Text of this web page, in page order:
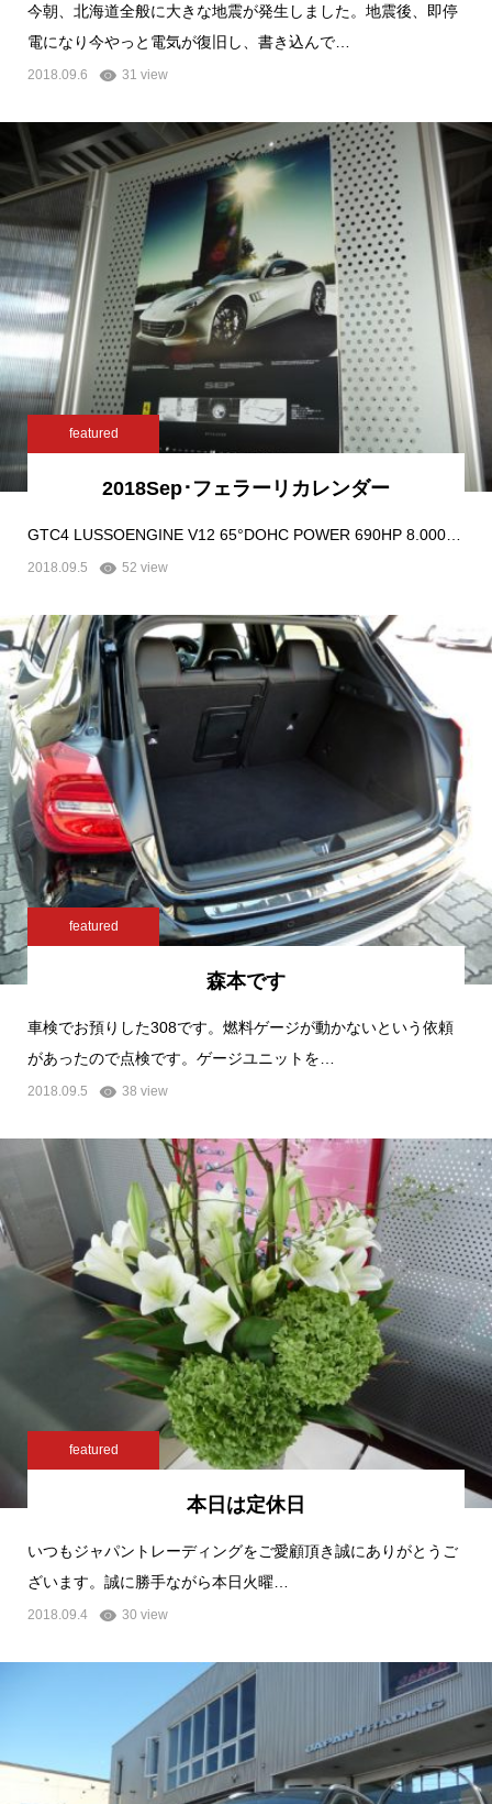
今朝、北海道全般に大きな地震が発生しました。地震後、即停
電になり今やっと電気が復旧し、書き込んで…
2018.09.6 31 view
featured
2018Sep･フェラーリカレンダー
GTC4 LUSSOENGINE V12 65°DOHC POWER 690HP 8.000…
2018.09.5 52 view
featured
森本です
車検でお預りした308です。燃料ゲージが動かないという依頼
があったので点検です。ゲージユニットを…
2018.09.5 38 view
featured
本日は定休日
いつもジャパントレーディングをご愛顧頂き誠にありがとうご
ざいます。誠に勝手ながら本日火曜…
2018.09.4 30 view